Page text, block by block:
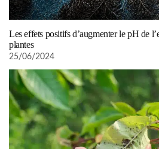
Les effets positifs d’augmenter le pH de
plantes
25/06/2024